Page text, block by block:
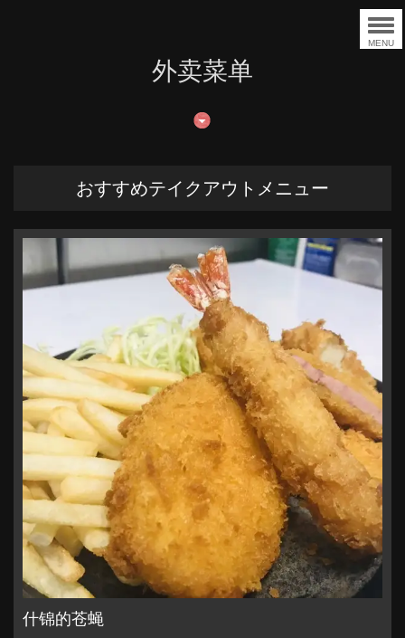
MENU
外卖菜单
おすすめテイクアウトメニュー
什锦的苍蝇